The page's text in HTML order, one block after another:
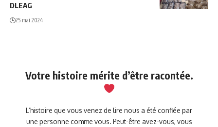
DLEAG
25 mai 2024
Votre histoire mérite d’être racontée.
L’histoire que vous venez de lire nous a été confiée par
une personne comme vous. Peut-être avez-vous, vous